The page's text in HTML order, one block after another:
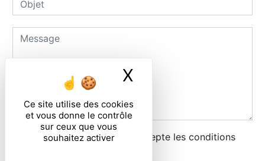
Ce site utilise des cookies
et vous donne le contrôle
sur ceux que vous
souhaitez activer
X
En cochant cette case, j'accepte les conditions